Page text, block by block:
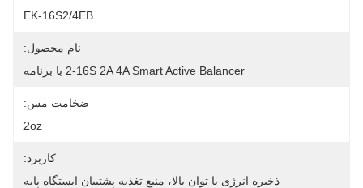
EK-16S2/4EB
نام محصول:
2-16S 2A 4A Smart Active Balancer با برنامه
ضخامت مس:
2oz
کاربرد:
ذخیره انرژی با توان بالا، منبع تغذیه پشتیبان ایستگاه پایه